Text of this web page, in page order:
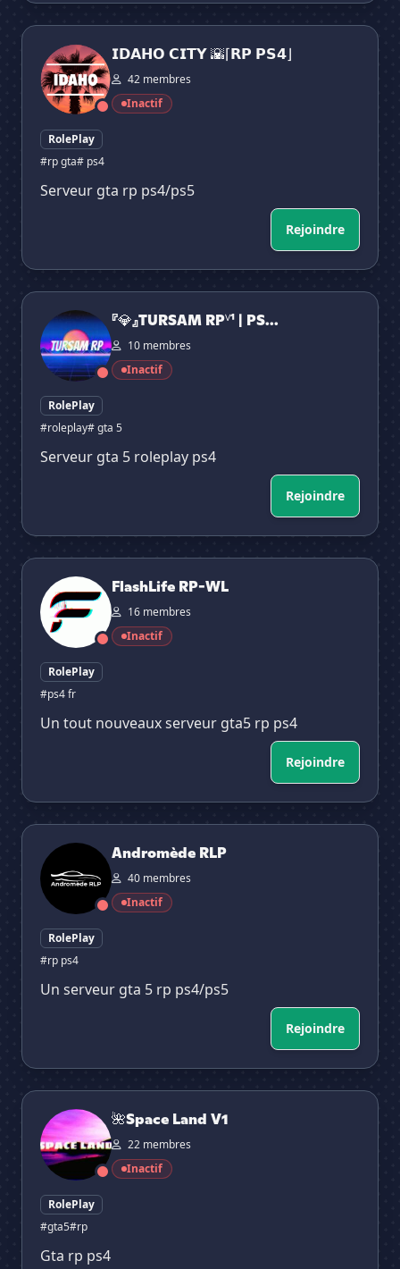
𝗜𝗗𝗔𝗛𝗢 𝗖𝗜𝗧𝗬 🌇⌈𝗥𝗣 𝗣𝗦𝟰⌋
𝗜𝗗𝗔𝗛𝗢 𝗖𝗜𝗧𝗬 🌇⌈𝗥𝗣 𝗣𝗦𝟰⌋
42 membres
Inactif
RolePlay
#rp gta# ps4
Serveur gta rp ps4/ps5
Rejoindre
『💎』TURSAM RPⱽ¹ | PS4/PS5
『💎』TURSAM RPⱽ¹ | PS...
10 membres
Inactif
RolePlay
#roleplay# gta 5
Serveur gta 5 roleplay ps4
Rejoindre
FlashLife RP-WL
FlashLife RP-WL
16 membres
Inactif
RolePlay
#ps4 fr
Un tout nouveaux serveur gta5 rp ps4
Rejoindre
Andromède RLP
Andromède RLP
40 membres
Inactif
RolePlay
#rp ps4
Un serveur gta 5 rp ps4/ps5
Rejoindre
🌺Space Land V1
🌺Space Land V1
22 membres
Inactif
RolePlay
#gta5#rp
Gta rp ps4